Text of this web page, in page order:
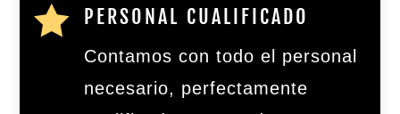
 PERSONAL CUALIFICADO
Contamos con todo el personal
necesario, perfectamente